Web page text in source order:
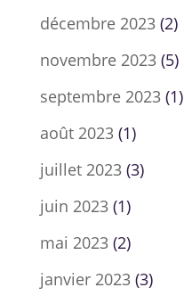
décembre 2023(2)
novembre 2023(5)
septembre 2023(1)
août 2023(1)
juillet 2023(3)
juin 2023(1)
mai 2023(2)
janvier 2023(3)